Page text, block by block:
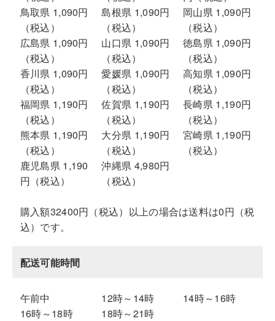
鳥取県 1,090円
（税込）
島根県 1,090円
（税込）
岡山県 1,090円
（税込）
広島県 1,090円
（税込）
山口県 1,090円
（税込）
徳島県 1,090円
（税込）
香川県 1,090円
（税込）
愛媛県 1,090円
（税込）
高知県 1,090円
（税込）
福岡県 1,190円
（税込）
佐賀県 1,190円
（税込）
長崎県 1,190円
（税込）
熊本県 1,190円
（税込）
大分県 1,190円
（税込）
宮崎県 1,190円
（税込）
鹿児島県 1,190
円（税込）
沖縄県 4,980円
（税込）
購入額32400円（税込）以上の場合は送料は0円（税
込）です。
配送可能時間
午前中 12時～14時
14時～16時
16時～18時
18時～21時